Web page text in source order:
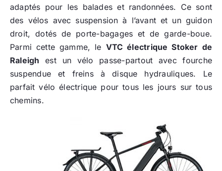
adaptés pour les balades et randonnées. Ce sont
des vélos avec suspension à l’avant et un guidon
droit, dotés de porte-bagages et de garde-boue.
Parmi cette gamme, le VTC électrique Stoker de
Raleigh est un vélo passe-partout avec fourche
suspendue et freins à disque hydrauliques. Le
parfait vélo électrique pour tous les jours sur tous
chemins.